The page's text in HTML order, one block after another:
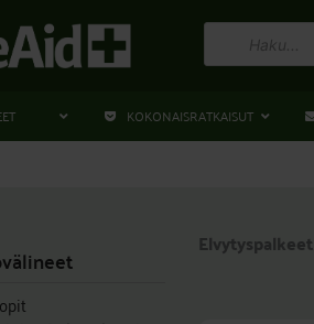
Products
search
KOKONAISRATKAISUT
Elvytyspalkeet